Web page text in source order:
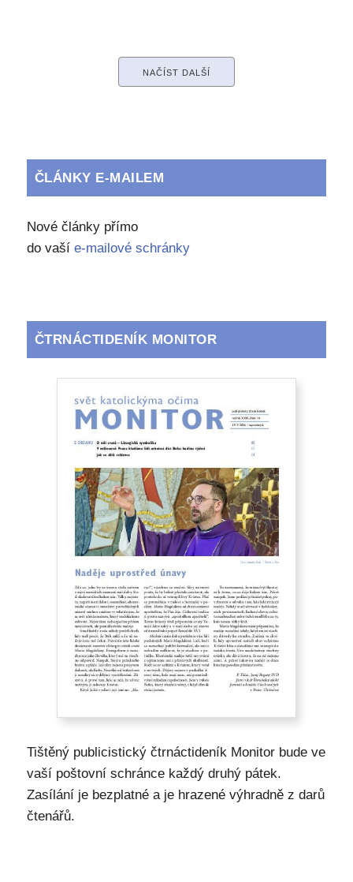
NAČÍST DALŠÍ
ČLÁNKY E-MAILEM
Nové články přímo
do vaší e-mailové schránky
ČTRNÁCTIDENÍK MONITOR
Tištěný publicistický čtrnáctideník Monitor bude ve
vaší poštovní schránce každý druhý pátek.
Zasílání je bezplatné a je hrazené výhradně z darů
čtenářů.